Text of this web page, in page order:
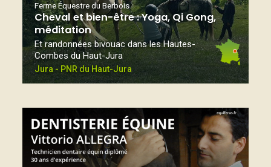
Ferme Équestre du Berbois
Cheval et bien-être : Yoga, Qi Gong,
méditation
Et randonnées bivouac dans les Hautes-
Combes du Haut-Jura
Jura - PNR du Haut-Jura